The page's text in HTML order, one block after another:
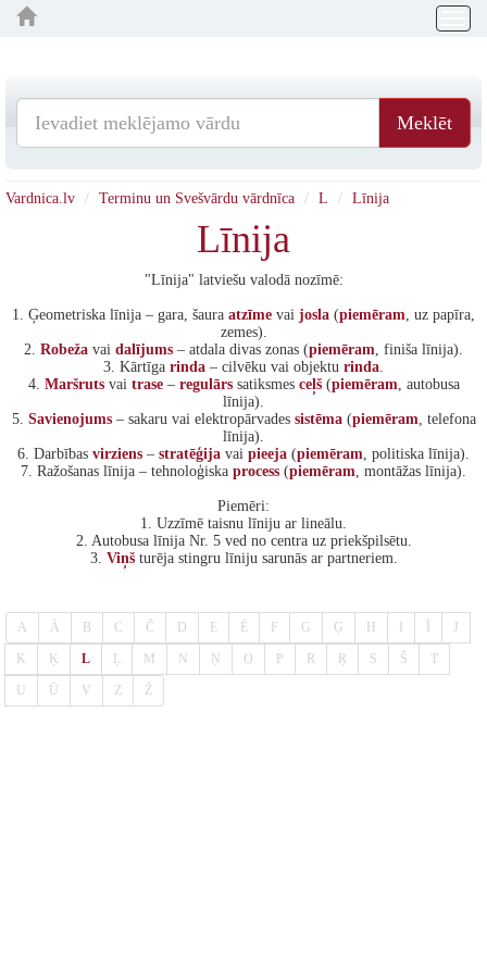
Meklēt
Vardnica.lv Terminu un Svešvārdu vārdnīca L Līnija
Līnija
"Līnija" latviešu valodā nozīmē:
1. Ģeometriska līnija – gara, šaura atzīme vai josla (piemēram, uz papīra,
zemes).
2. Robeža vai dalījums – atdala divas zonas (piemēram, finiša līnija).
3. Kārtīga rinda – cilvēku vai objektu rinda.
4. Maršrutsvai trase– regulārssatiksmes ceļš(piemēram, autobusa
līnija).
5. Savienojums– sakaru vai elektropārvades sistēma(piemēram, telefona
līnija).
6. Darbības virziens – stratēģija vai pieeja (piemēram, politiska līnija).
7. Ražošanas līnija – tehnoloģiska process (piemēram, montāžas līnija).
Piemēri:
1. Uzzīmē taisnu līniju ar lineālu.
2. Autobusa līnija Nr. 5 ved no centra uz priekšpilsētu.
3. Viņšturēja stingru līniju sarunās ar partneriem.
A Ā B C Č D E Ē F G Ģ H J
K Ķ L Ļ M N Ņ O P R Ŗ S Š T
U Ū V Z Ž